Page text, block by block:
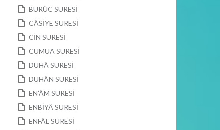
BÜRÛC SURESİ
CÂSİYE SURESİ
CİN SURESİ
CUMUA SURESİ
DUHÂ SURESİ
DUHÂN SURESİ
EN’ÂM SURESİ
ENBİYÂ SURESİ
ENFÂL SURESİ